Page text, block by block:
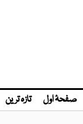
صفحۂ اول تازہ ترین